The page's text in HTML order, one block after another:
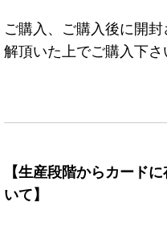
ご購入、ご購入後に開
解頂いた上でご購入下さ
【生産段階からカード
いて】